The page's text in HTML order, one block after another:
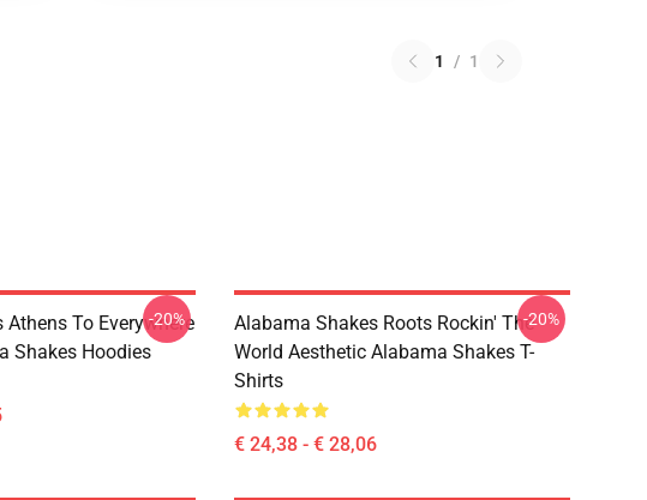
1 / 1
To Everywhere
Shakes Hoodies
-20%
Alabama Shakes Roots Rockin' The
World Aesthetic Alabama Shakes T-
Shirts
€ 24,38 - € 28,06
-20%